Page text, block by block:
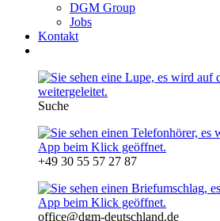
DGM Group
Jobs
Kontakt
Suche
+49 30 55 57 27 87
office@dgm-deutschland.de